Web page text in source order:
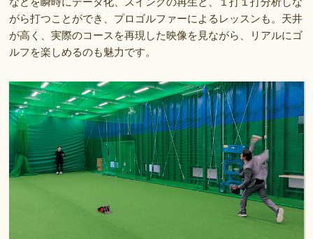
がら打つことができ、プロゴルファーによるレッスンも。天井
が高く、実際のコースを再現した映像を見ながら、リアルにゴ
ルフを楽しめるのも魅力です。